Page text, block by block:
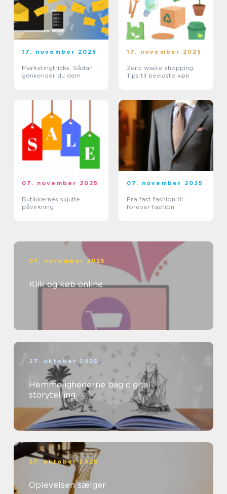
17. november 2025
Marketingtricks: Sådan
genkender du dem
17. november 2025
Zero waste shopping:
Tips til bevidste køb
07. november 2025
Butikkernes skjulte
påvirkning
07. november 2025
Fra fast fashion til
forever fashion
07. november 2025
Klik og køb online
27. oktober 2025
Hemmelighederne bag digital
storytelling
27. oktober 2025
Oplevelsen sælger